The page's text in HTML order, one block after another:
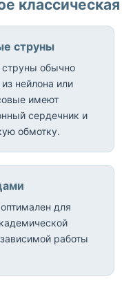
классическая
струны
струны обычно
нейлона или
имеют
сердечник и
обмотку.
для
работы